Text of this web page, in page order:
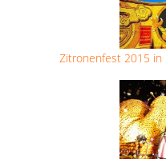
Zitronenfest 2015 in